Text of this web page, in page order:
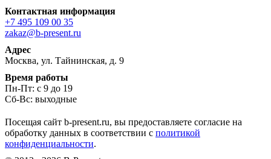
Контактная информация
+7 495 109 00 35
zakaz@b-present.ru
Адрес
Москва, ул. Тайнинская, д. 9
Время работы
Пн-Пт: с 9 до 19
Сб-Вс: выходные
Посещая сайт b-present.ru, вы предоставляете согласие на
обработку данных в соответствии с политикой
конфиденциальности.